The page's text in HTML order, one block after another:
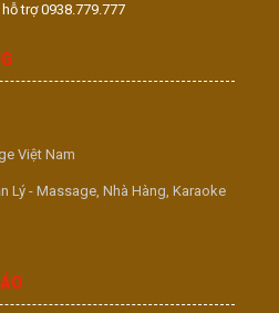
trợ 0938.779.777
Việt Nam
Lý - Massage, Nhà Hàng, Karaoke